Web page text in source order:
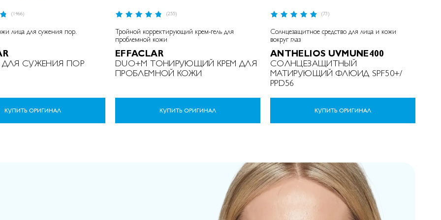
(1466)
лица для сужения пор.
СУЖЕНИЯ ПОР
КУПИТЬ ОРИГИНАЛ
Р
й
т
и
н
г
:
5o
1
0
0
(255)
Тройной корректирующий крем-гель для
проблемной кожи
EFFACLAR
DUO+M ТОНИРУЮЩИЙ КРЕМ ДЛЯ
ПРОБЛЕМНОЙ КОЖИ
КУПИТЬ ОРИГИНАЛ
Р
й
т
и
н
г
8o
1
0
0
(73)
Солнцезащитное средство для лица и кожи
вокруг глаз
ANTHELIOS UVMUNE400
СОЛНЦЕЗАЩИТНЫЙ
МАТИРУЮЩИЙ ФЛЮИД SPF50+/
PPD56
КУПИТЬ ОРИГИНАЛ